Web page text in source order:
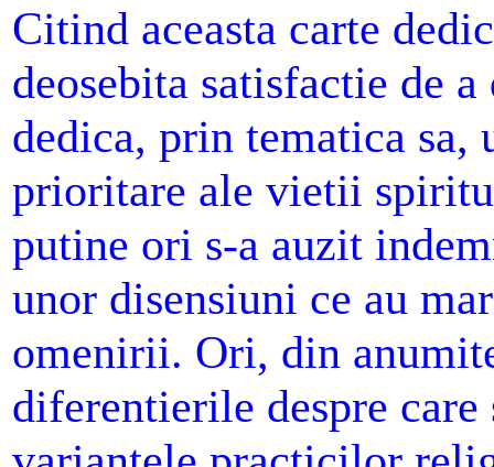
Citind aceasta carte
deosebita satisfactie de
dedica, prin tematica sa,
prioritare ale vietii
putine ori s-a auzit
unor disensiuni ce au
omenirii. Ori, din
diferentierile despre